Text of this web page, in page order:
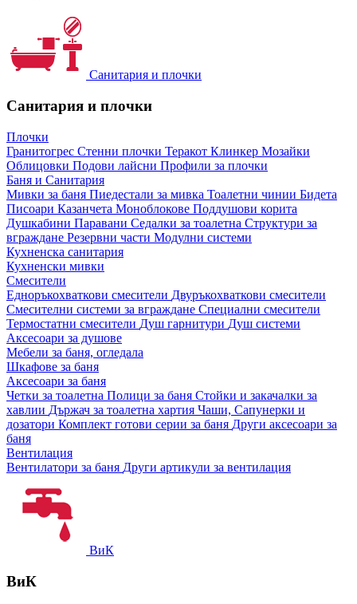
Санитария и плочки
Санитария и плочки
Плочки
Гранитогрес Стенни плочки Теракот Клинкер Мозайки
Облицовки Подови лайсни Профили за плочки
Баня и Санитария
Мивки за баня Пиедестали за мивка Тоалетни чинии Бидета
Писоари Казанчета Моноблокове Поддушови корита
Душкабини Паравани Седалки за тоалетна Структури за
вграждане Резервни части Модулни системи
Кухненска санитария
Кухненски мивки
Смесители
Едноръкохваткови смесители Двуръкохваткови смесители
Смесителни системи за вграждане Специални смесители
Термостатни смесители Душ гарнитури Душ системи
Аксесоари за душове
Мебели за баня, огледала
Шкафове за баня
Аксесоари за баня
Четки за тоалетна Полици за баня Стойки и закачалки за
хавлии Държач за тоалетна хартия Чаши, Сапунерки и
дозатори Комплект готови серии за баня Други аксесоари за
баня
Вентилация
Вентилатори за баня Други артикули за вентилация
ВиК
ВиК